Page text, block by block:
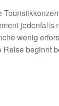
jedenfalls
wenig
Reise beginnt